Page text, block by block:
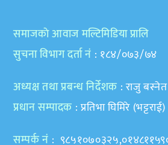
समाजकाे आवाज मल्टिमिडिया प्रालि
सुचना विभाग दर्ता नं : १८४/०७३/७४
अध्यक्ष तथा प्रबन्ध निर्देशक : राजु बस्नेत
प्रधान सम्पादक : प्रतिभा घिमिरे (भट्टराई)
सम्पर्क नं :